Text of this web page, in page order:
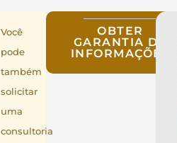
Você
pode
também
solicitar
uma
consultoria
OBTER
GARANTIA DE
INFORMAÇÕES